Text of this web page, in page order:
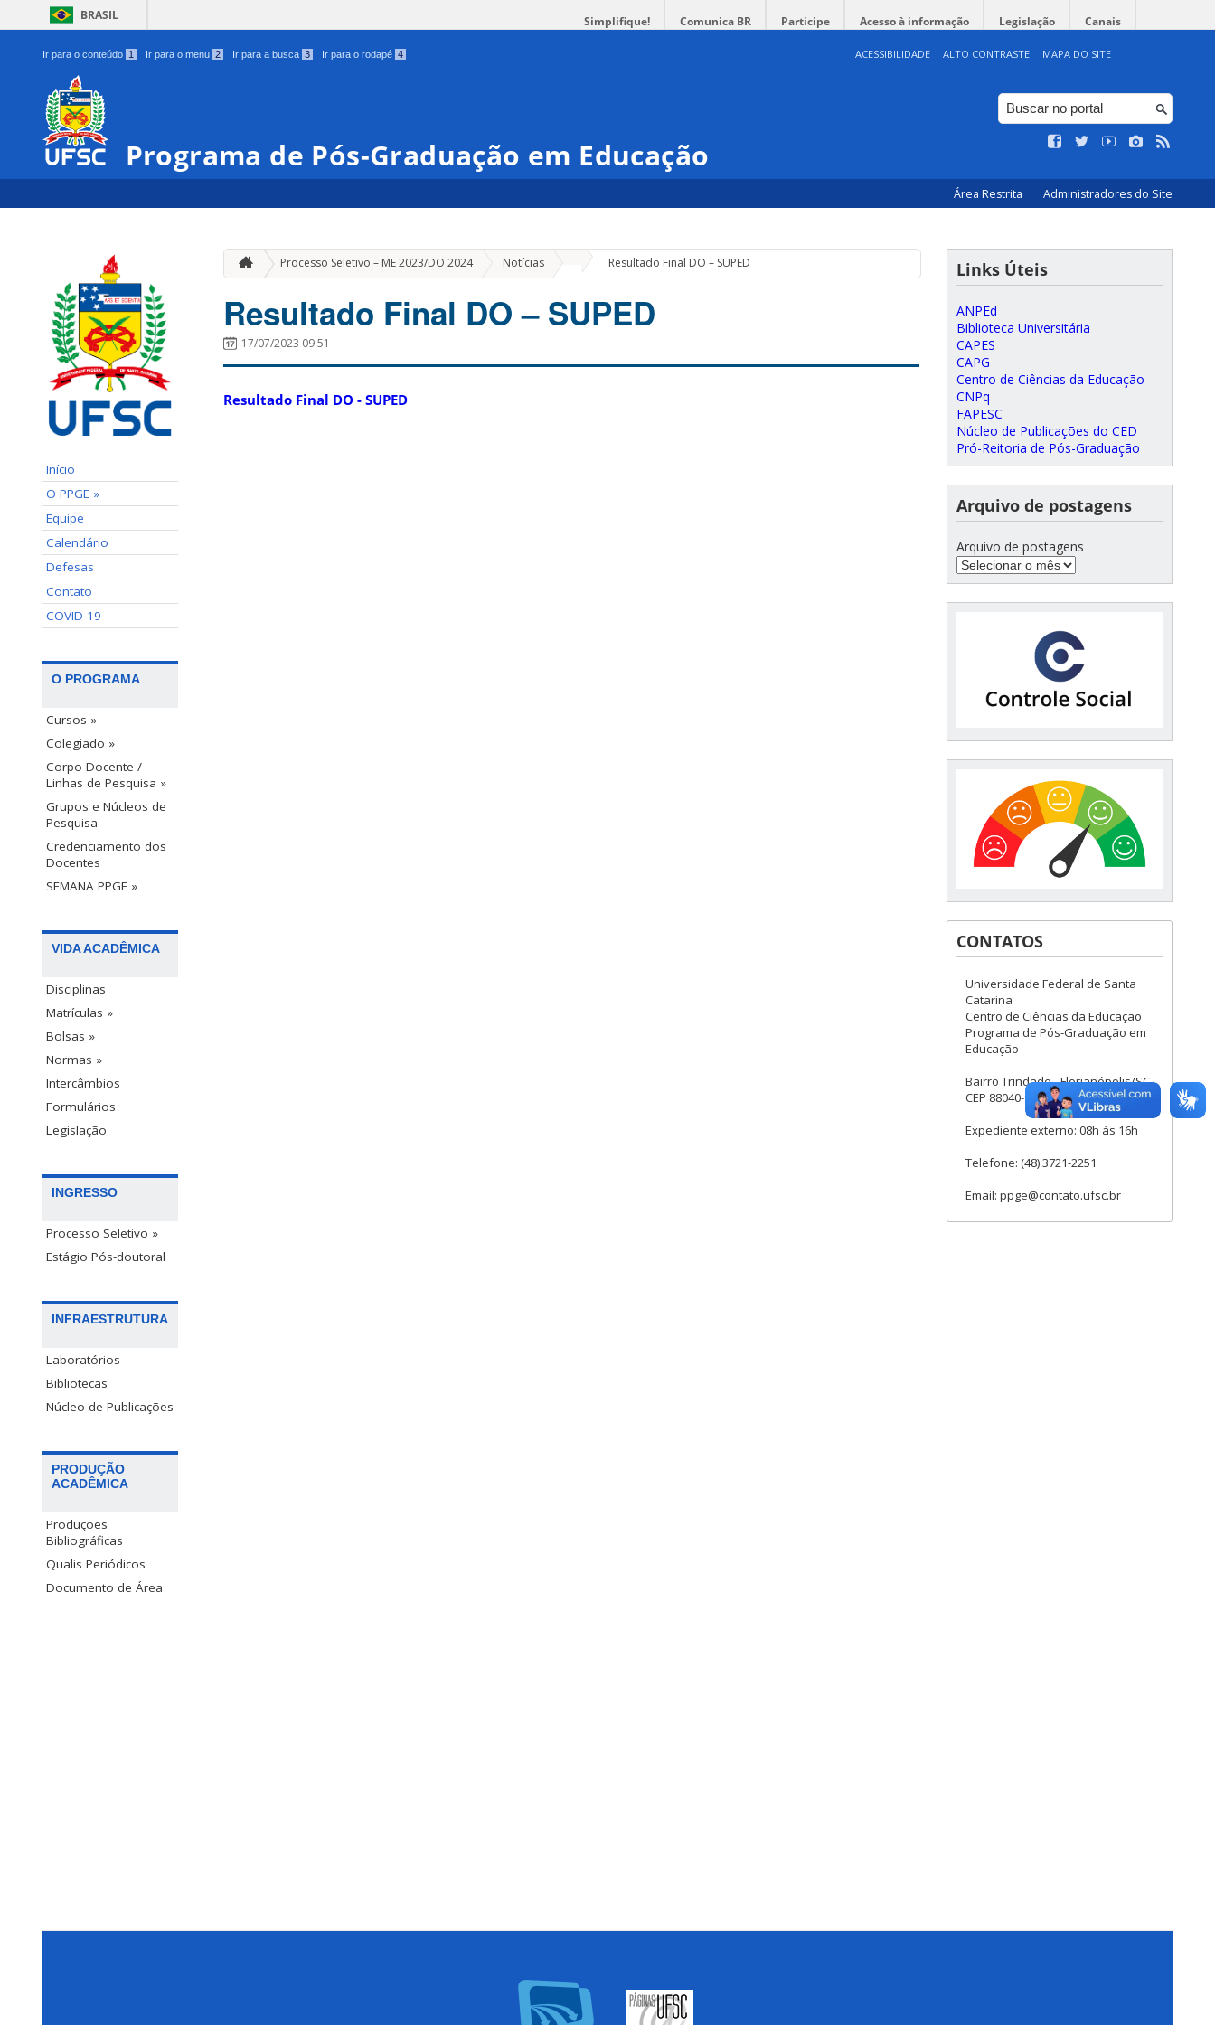
BRASIL Simplifique! Comunica BR Participe Acesso à informação Legislação Canais
Ir para o conteúdo 1 Ir para o menu 2 Ir para a busca 3 Ir para o rodapé 4 ACESSIBILIDADE ALTO CONTRASTE MAPA DO SITE
Programa de Pós-Graduação em Educação
Área Restrita Administradores do Site
Início
O PPGE »
Equipe
Calendário
Defesas
Contato
COVID-19
O PROGRAMA
Cursos »
Colegiado »
Corpo Docente /
Linhas de Pesquisa »
Grupos e Núcleos de
Pesquisa
Credenciamento dos
Docentes
SEMANA PPGE »
VIDA ACADÊMICA
Disciplinas
Matrículas »
Bolsas »
Normas »
Intercâmbios
Formulários
Legislação
INGRESSO
Processo Seletivo »
Estágio Pós-doutoral
INFRAESTRUTURA
Laboratórios
Bibliotecas
Núcleo de Publicações
PRODUÇÃO
ACADÊMICA
Produções
Bibliográficas
Qualis Periódicos
Documento de Área
Processo Seletivo – ME 2023/DO 2024 Notícias Resultado Final DO – SUPED
Resultado Final DO – SUPED
17/07/2023 09:51
Resultado Final DO - SUPED
Links Úteis
ANPEd
Biblioteca Universitária
CAPES
CAPG
Centro de Ciências da Educação
CNPq
FAPESC
Núcleo de Publicações do CED
Pró-Reitoria de Pós-Graduação
Arquivo de postagens
Arquivo de postagens
CONTATOS
Universidade Federal de Santa
Catarina
Centro de Ciências da Educação
Programa de Pós-Graduação em
Educação
Bairro Trindade - Florianópolis/SC
CEP 88040-900
Expediente externo: 08h às 16h
Telefone: (48) 3721-2251
Email: ppge@contato.ufsc.br